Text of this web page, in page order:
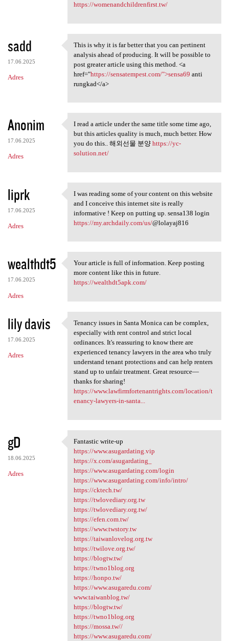
https://womenandchildrenfirst.tw/
sadd
17.06.2025
Adres
This is why it is far better
This is why it is far better that you can pertinent
analysis ahead of producing. It will be possible to
post greater article using this method. <a
href="https://sensatempest.com/">sensa69 anti
rungkad</a>
Anonim
17.06.2025
Adres
I read a article under the
I read a article under the same title some time ago,
but this articles quality is much, much better. How
you do this.. 해외선물 분양 https://yc-
solution.net/
liprk
17.06.2025
Adres
I was reading some of your
I was reading some of your content on this website
and I conceive this internet site is really
informative ! Keep on putting up. sensa138 login
https://my.archdaily.com/us/@lolayaj816
wealthdt5
17.06.2025
Adres
Your article is full of
Your article is full of information. Keep posting
more content like this in future.
https://wealthdt5apk.com/
lily davis
17.06.2025
Adres
Tenancy issues in Santa
Tenancy issues in Santa Monica can be complex,
especially with rent control and strict local
ordinances. It's reassuring to know there are
experienced tenancy lawyers in the area who truly
understand tenant protections and can help renters
stand up to unfair treatment. Great resource—
thanks for sharing!
https://www.lawfirmfortenantrights.com/location/t
enancy-lawyers-in-santa...
gD
18.06.2025
Adres
Fantastic write-up
Fantastic write-up
https://www.asugardating.vip
https://x.com/asugardating_
https://www.asugardating.com/login
https://www.asugardating.com/info/intro/
https://cktech.tw/
https://twlovediary.org.tw
https://twlovediary.org.tw/
https://efen.com.tw/
https://www.twstory.tw
https://taiwanlovelog.org.tw
https://twilove.org.tw/
https://blogtw.tw/
https://twno1blog.org
https://honpo.tw/
https://www.asugaredu.com/
www.taiwanblog.tw/
https://blogtw.tw/
https://twno1blog.org
https://mossa.tw//
https://www.asugaredu.com/